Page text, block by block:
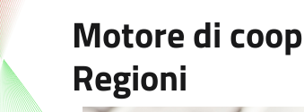
Motore di
Regioni